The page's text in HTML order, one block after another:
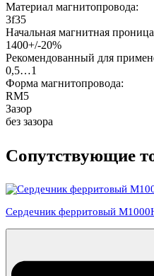
Материал магнитопровода:
3f35
Начальная магнитная
1400+/-20%
Рекомендованный для
0,5…1
Форма магнитопровода:
RM5
Зазор
без зазора
Сопутствующие
Сердечник ферритовый